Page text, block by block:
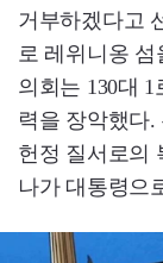
거부하겠다고
로 레위니옹
의회는 130대
력을 장악했다
헌정 질서로의
나가 대통령으